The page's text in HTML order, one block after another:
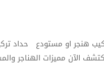
هنجر او مستودع حداد
الآن مميزات الهناجر